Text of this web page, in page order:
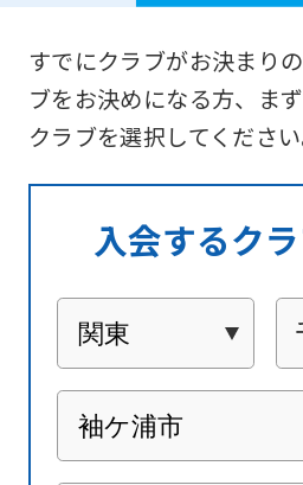
すでにクラブがお決まり
ブをお決めになる方、 ま
クラブを選択してください
入会するク